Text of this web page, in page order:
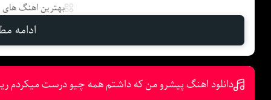
بهترین اهنگ های
ادامه
دانلود اهنگ پیشرو من که داشتم همه چیو درست میکردم